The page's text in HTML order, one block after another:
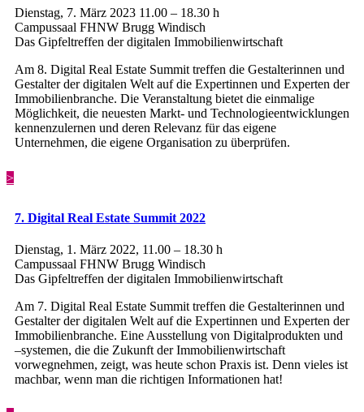
Dienstag, 7. März 2023 11.00 – 18.30 h
Campussaal FHNW Brugg Windisch
Das Gipfeltreffen der digitalen Immobilienwirtschaft
Am 8. Digital Real Estate Summit treffen die Gestalterinnen und
Gestalter der digitalen Welt auf die Expertinnen und Experten der
Immobilienbranche. Die Veranstaltung bietet die einmalige
Möglichkeit, die neuesten Markt- und Technologieentwicklungen
kennenzulernen und deren Relevanz für das eigene
Unternehmen, die eigene Organisation zu überprüfen.
>
7. Digital Real Estate Summit 2022
Dienstag, 1. März 2022, 11.00 – 18.30 h
Campussaal FHNW Brugg Windisch
Das Gipfeltreffen der digitalen Immobilienwirtschaft
Am 7. Digital Real Estate Summit treffen die Gestalterinnen und
Gestalter der digitalen Welt auf die Expertinnen und Experten der
Immobilienbranche. Eine Ausstellung von Digitalprodukten und
–systemen, die die Zukunft der Immobilienwirtschaft
vorwegnehmen, zeigt, was heute schon Praxis ist. Denn vieles ist
machbar, wenn man die richtigen Informationen hat!